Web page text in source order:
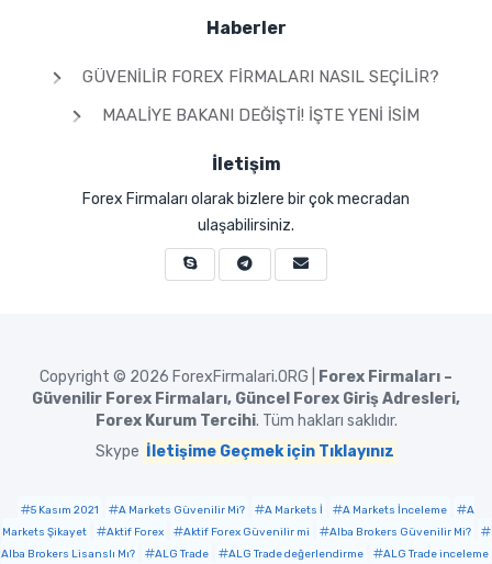
Haberler
GÜVENILIR FOREX FIRMALARI NASIL SEÇILIR?
MAALIYE BAKANI DEĞIŞTI! İŞTE YENI İSIM
İletişim
Forex Firmaları olarak bizlere bir çok mecradan
ulaşabilirsiniz.
Copyright © 2026 ForexFirmalari.ORG |
Forex Firmaları –
Güvenilir Forex Firmaları, Güncel Forex Giriş Adresleri,
Forex Kurum Tercihi. Tüm hakları saklıdır.
Skype İletişime Geçmek için Tıklayınız
5 Kasım 2021 A Markets Güvenilir Mi? A Markets İ A Markets İnceleme
A
Markets Şikayet
Aktif Forex Aktif Forex Güvenilir mi
Alba Brokers Güvenilir Mi?
Alba Brokers Lisanslı Mı?
ALG Trade ALG Trade değerlendirme
ALG Trade inceleme